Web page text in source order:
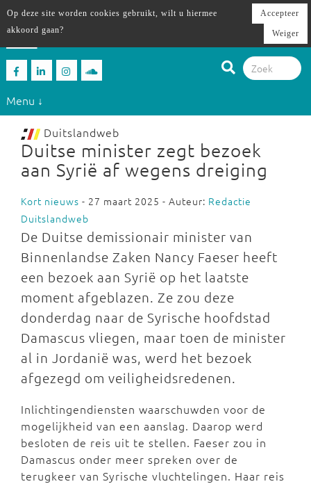
Menu ↓
Duitslandweb
Duitse minister zegt bezoek
aan Syrië af wegens dreiging
Kort nieuws - 27 maart 2025 - Auteur: Redactie
Duitslandweb
De Duitse demissionair minister van
Binnenlandse Zaken Nancy Faeser heeft
een bezoek aan Syrië op het laatste
moment afgeblazen. Ze zou deze
donderdag naar de Syrische hoofdstad
Damascus vliegen, maar toen de minister
al in Jordanië was, werd het bezoek
afgezegd om veiligheidsredenen.
Inlichtingendiensten waarschuwden voor de
mogelijkheid van een aanslag. Daarop werd
besloten de reis uit te stellen. Faeser zou in
Damascus onder meer spreken over de
terugkeer van Syrische vluchtelingen. Haar reis
Op deze site worden cookies gebruikt, wilt u hiermee
akkoord gaan?
Accepteer
Weiger